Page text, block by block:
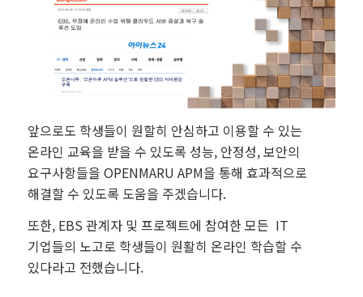
앞으로도 학생들이 원할히 안심하고 이용할 수 있는
온라인 교육을 받을 수 있도록 성능, 안정성, 보안의
요구사항들을 OPENMARU APM을 통해 효과적으로
해결할 수 있도록 도움을 주겠습니다.
또한, EBS 관계자 및 프로젝트에 참여한 모든 IT
기업들의 노고로 학생들이 원활히 온라인 학습할 수
있다라고 전했습니다.